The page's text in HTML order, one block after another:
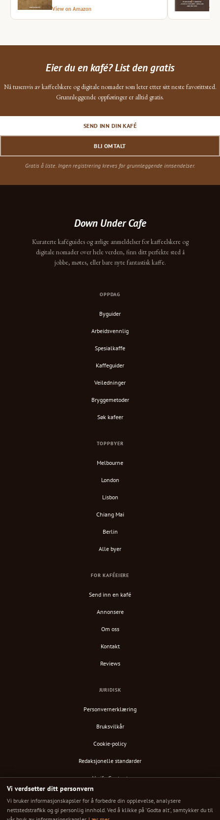
View on Amazon
Eier du en kafé? List den gratis
Nå tusenvis av kaffeelskere og digitale nomader som leter etter sitt neste favorittsted.
Grunnleggende oppføringer er alltid gratis.
SEND INN DIN KAFÉ
BLI OMTALT
Gratis å liste. Ingen registrering kreves for grunnleggende innsendelser.
Down Under Cafe
Kuraterte kaféguides og ærlige anmeldelser for kaffeelskere og
digitale nomader over hele verden, finn ditt perfekte sted å
jobbe, møtes, eller bare nyte fantastisk kaffe.
OPPDAG
Byguider
Arbeidsvennlig
Spesialkaffe
Kaffeguider
Veiledninger
Bryggemetoder
Søk kafeer
TOPPBYER
Melbourne
London
Lisbon
Chiang Mai
Berlin
Alle byer
FOR KAFÉEIERE
Send inn en kafé
Annonsere
Om oss
Kontakt
Reviews
JURIDISK
Personvernerklæring
Bruksvilkår
Cookie-policy
Redaksjonelle standarder
Verify Content
Vi verdsetter ditt personvern
Vi bruker informasjonskapsler for å forbedre din opplevelse, analysere
nettstedstrafikk og gi personlig innhold. Ved å klikke på 'Godta alt', samtykker du til